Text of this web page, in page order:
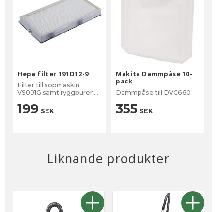
Hepa filter 191D12-9
Filter till sopmaskin
VS001G samt ryggburen
VC012G, DVC660 och
DVC665
199 SEK
Makita Dammpåse 10-
pack
Dammpåse till DVC660
355 SEK
Liknande produkter